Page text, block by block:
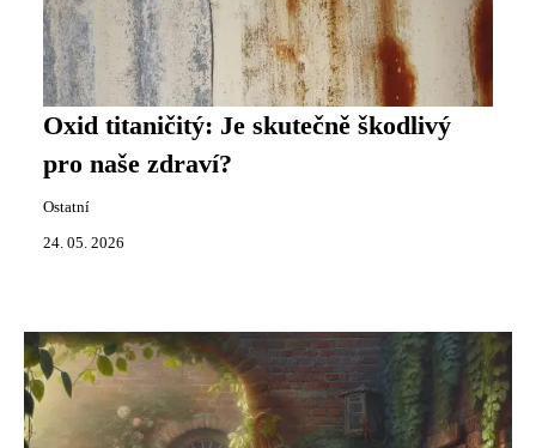
Oxid titaničitý: Je skutečně škodlivý
pro naše zdraví?
Ostatní
24. 05. 2026